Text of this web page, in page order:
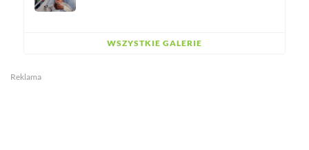
WSZYSTKIE GALERIE
Reklama